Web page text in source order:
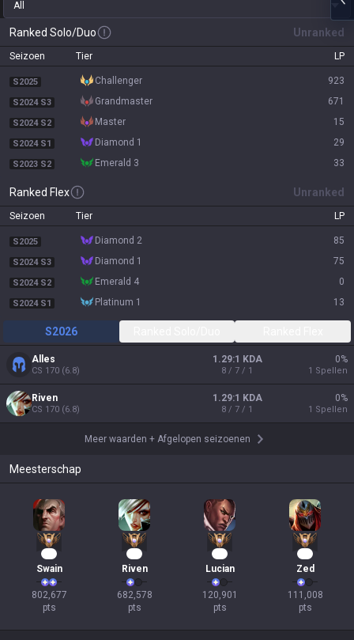
All
Ranked Solo/Duo Unranked
Seizoen Tier LP
S2025 challenger 923
S2024 S3 grandmaster 671
S2024 S2 master 15
S2024 S1 diamond 1 29
S2023 S2 emerald 3 33
Ranked Flex Unranked
Seizoen Tier LP
S2025 diamond 2 85
S2024 S3 diamond 1 75
S2024 S2 emerald 4 0
S2024 S1 platinum 1 13
S2026
Alles
CS 170 (6.8)
1.29:1 KDA
8 / 7 / 1
0%
1 Spellen
Riven
CS 170 (6.8)
1.29:1 KDA
8 / 7 / 1
0%
1 Spellen
Meer waarden + Afgelopen seizoenen
Meesterschap
Swain
802,677
pts
Riven
682,578
pts
Lucian
120,901
pts
Zed
111,008
pts